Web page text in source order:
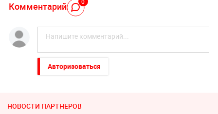
Комментарий
Авторизоваться
НОВОСТИ ПАРТНЕРОВ